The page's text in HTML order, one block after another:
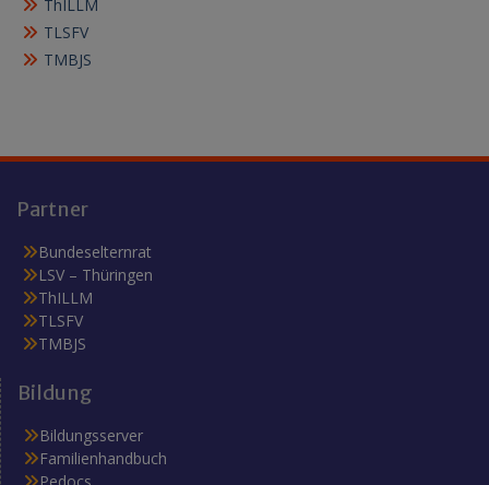
ThILLM
TLSFV
TMBJS
Partner
Bundeselternrat
LSV – Thüringen
ThILLM
TLSFV
TMBJS
Bildung
Bildungsserver
Familienhandbuch